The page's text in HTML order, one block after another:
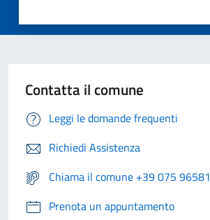
Contatta il comune
Leggi le domande frequenti
Richiedi Assistenza
Chiama il comune +39 075 96581
Prenota un appuntamento